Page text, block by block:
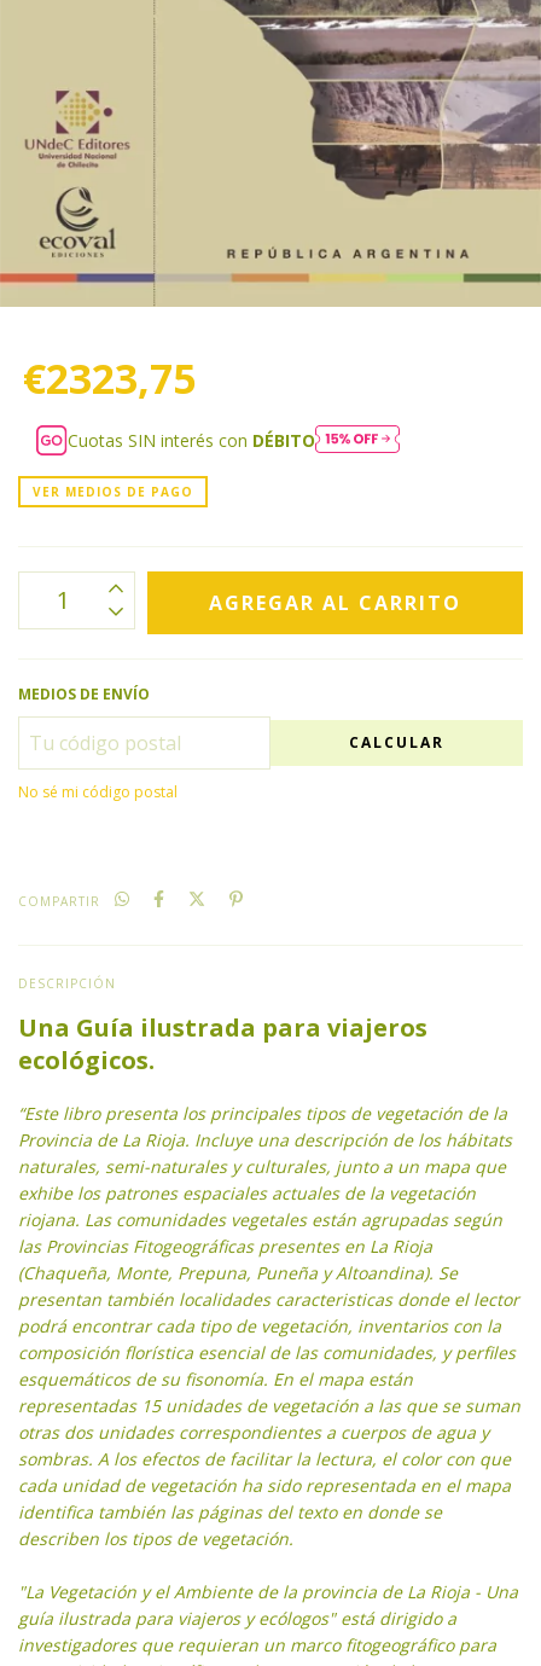
€2323,75
Cuotas SIN interés con DÉBITO
VER MEDIOS DE PAGO
MEDIOS DE ENVÍO
CALCULAR
No sé mi código postal
COMPARTIR
DESCRIPCIÓN
Una Guía ilustrada para viajeros
ecológicos.
“Este libro presenta los principales tipos de vegetación de la
Provincia de La Rioja. Incluye una descripción de los hábitats
naturales, semi-naturales y culturales, junto a un mapa que
exhibe los patrones espaciales actuales de la vegetación
riojana. Las comunidades vegetales están agrupadas según
las Provincias Fitogeográficas presentes en La Rioja
(Chaqueña, Monte, Prepuna, Puneña y Altoandina). Se
presentan también localidades caracteristicas donde el lector
podrá encontrar cada tipo de vegetación, inventarios con la
composición florística esencial de las comunidades, y perfiles
esquemáticos de su fisonomía. En el mapa están
representadas 15 unidades de vegetación a las que se suman
otras dos unidades correspondientes a cuerpos de agua y
sombras. A los efectos de facilitar la lectura, el color con que
cada unidad de vegetación ha sido representada en el mapa
identifica también las páginas del texto en donde se
describen los tipos de vegetación.
"La Vegetación y el Ambiente de la provincia de La Rioja - Una
guía ilustrada para viajeros y ecólogos" está dirigido a
investigadores que requieran un marco fitogeográfico para